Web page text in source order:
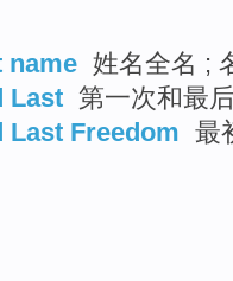
name 姓名全名 ;
Last 第一次和最
Last Freedom 最